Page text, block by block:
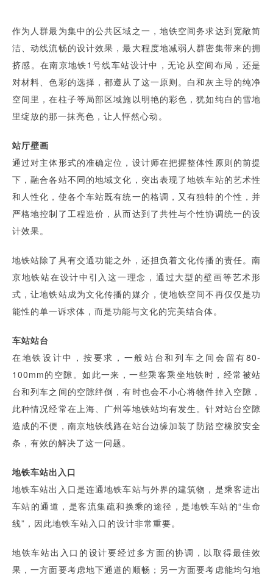
作为人群最为集中的公共区域之一，地铁空间务求达到宽敞简
洁、动线流畅的设计效果，最大程度地减弱人群密集带来的拥
挤感。在南京地铁1号线车站设计中，无论从空间布局，还是
对材料、色彩的选择，都遵从了这一原则。白和灰主导的纯净
空间里，在柱子等局部区域施以明艳的彩色，犹如纯白的雪地
里绽放的那一抹亮色，让人怦然心动。
站厅壁画
通过对主体形式的准确定位，设计师在把握整体性原则的前提
下，融合各站不同的地域文化，突出表现了地铁车站的艺术性
和人性化，使各个车站既有统一的格调，又有独特的个性，并
严格地控制了工程造价，从而达到了共性与个性协调统一的设
计效果。
地铁站除了具有交通功能之外，还担负着文化传播的责任。南
京地铁站在设计中引入这一理念，通过大型的壁画等艺术形
式，让地铁站成为文化传播的媒介，使地铁空间不再仅仅是功
能性的单一诉求体，而是功能与文化的完美结合体。
车站站台
在地铁设计中，按要求，一般站台和列车之间会留有80-
100mm的空隙。如此一来，一些乘客乘坐地铁时，经常被站
台和列车之间的空隙绊倒，有时也会不小心将物件掉入空隙，
此种情况经常在上海、广州等地铁站均有发生。针对站台空隙
造成的不便，南京地铁线路在站台边缘加装了防踏空橡胶安全
条，有效的解决了这一问题。
地铁车站出入口
地铁车站出入口是连通地铁车站与外界的建筑物，是乘客进出
车站的通道，是客流集疏和换乘的途径，是地铁车站的“生命
线”，因此地铁车站入口的设计非常重要。
地铁车站出入口的设计要经过多方面的协调，以取得最佳效
果，一方面要考虑地下通道的顺畅；另一方面要考虑能均匀地